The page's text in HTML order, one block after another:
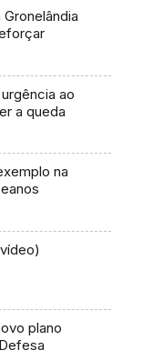
ao
a queda
na
plano